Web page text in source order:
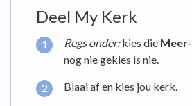
Deel My Kerk
Regs onder:kies die Meer-
nog nie gekies is nie.
Blaai af en kies jou kerk.